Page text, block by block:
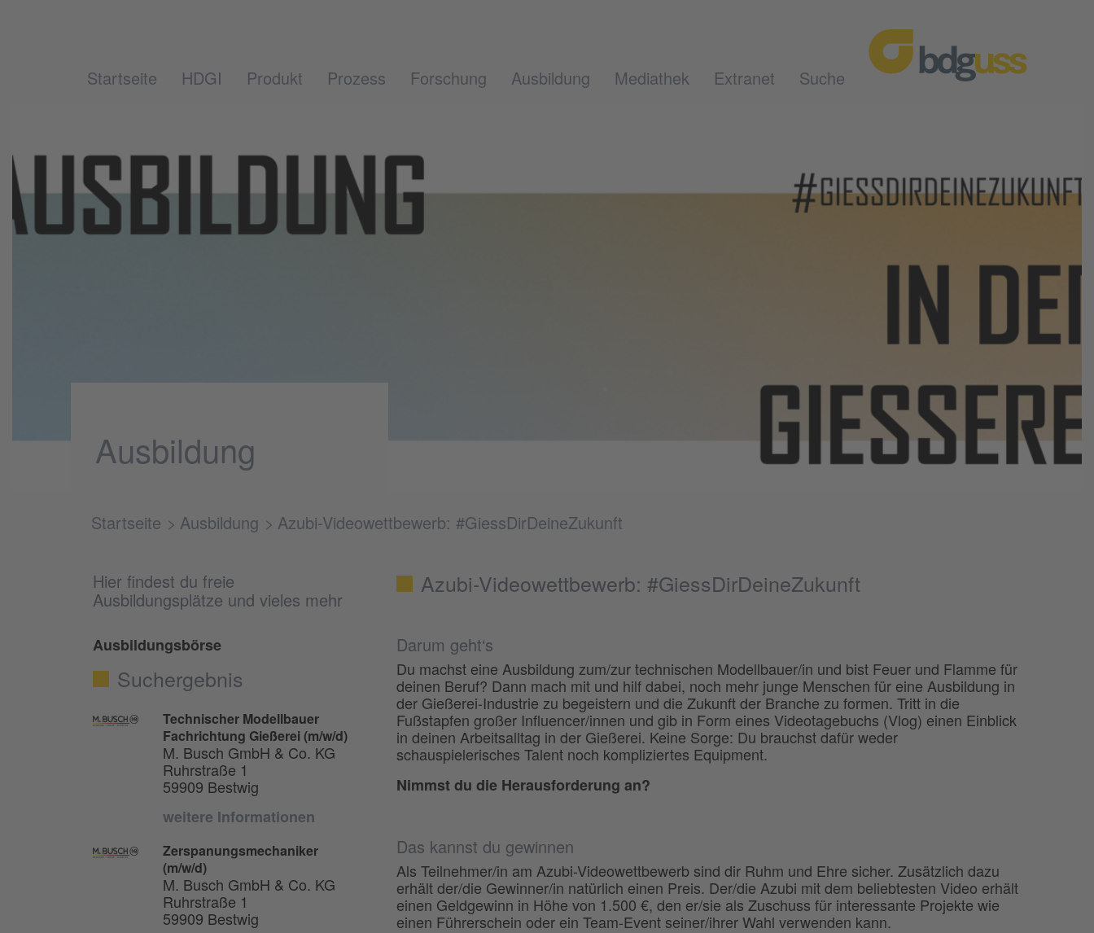
Startseite HDGI Produkt Prozess Forschung Ausbildung Mediathek Extranet Suche
Ausbildung
Startseite Ausbildung Azubi-Videowettbewerb: #GiessDirDeineZukunft
Hier findest du freie
Ausbildungsplätze und vieles mehr
Ausbildungsbörse
Suchergebnis
Technischer Modellbauer
Fachrichtung Gießerei (m/w/d)
M. Busch GmbH & Co. KG
Ruhrstraße 1
59909 Bestwig
weitere Informationen
Zerspanungsmechaniker
(m/w/d)
M. Busch GmbH & Co. KG
Ruhrstraße 1
59909 Bestwig
Azubi-Videowettbewerb: #GiessDirDeineZukunft
Darum geht‘s
Du machst eine Ausbildung zum/zur technischen Modellbauer/in und bist Feuer und Flamme für
deinen Beruf? Dann mach mit und hilf dabei, noch mehr junge Menschen für eine Ausbildung in
der Gießerei-Industrie zu begeistern und die Zukunft der Branche zu formen. Tritt in die
Fußstapfen großer Influencer/innen und gib in Form eines Videotagebuchs (Vlog) einen Einblick
in deinen Arbeitsalltag in der Gießerei. Keine Sorge: Du brauchst dafür weder
schauspielerisches Talent noch kompliziertes Equipment.
Nimmst du die Herausforderung an?
Das kannst du gewinnen
Als Teilnehmer/in am Azubi-Videowettbewerb sind dir Ruhm und Ehre sicher. Zusätzlich dazu
erhält der/die Gewinner/in natürlich einen Preis. Der/die Azubi mit dem beliebtesten Video erhält
einen Geldgewinn in Höhe von 1.500 €, den er/sie als Zuschuss für interessante Projekte wie
einen Führerschein oder ein Team-Event seiner/ihrer Wahl verwenden kann.